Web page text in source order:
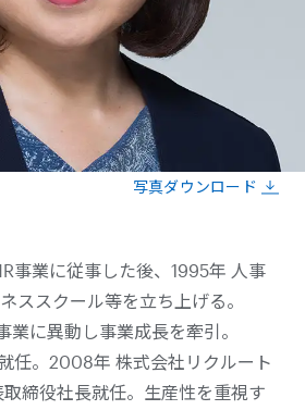
写真ダウンロード
事業に従事した後、1995年 人事
ススクール等を立ち上げる。
に異動し事業成長を牽引。
任。2008年 株式会社リクルート
締役社長就任。生産性を重視す